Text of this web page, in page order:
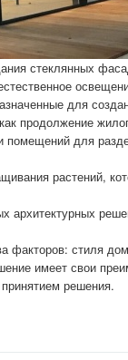
стеклянных
для
продолжение
для
растений,
архитектурных
факторов: стиля
имеет свои
решения.